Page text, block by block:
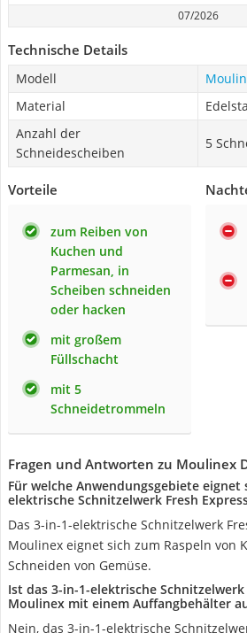
07/2026
Technische Details
Modell
Material
Anzahl der
Schneidescheiben
5
Vorteile
zum Reiben von
Kuchen und
Parmesan, in
Scheiben schneiden
oder hacken
mit großem
Füllschacht
mit 5
Schneidetrommeln
Fragen und Antworten zu Moulinex
Für welche Anwendungsgebiete eignet
elektrische Schnitzelwerk Fresh
Das 3-in-1-elektrische Schnitzelwerk
Moulinex eignet sich zum Raspeln von
Schneiden von Gemüse.
Ist das 3-in-1-elektrische Schnitzelwerk
Moulinex mit einem Auffangbehälter
Nein, das 3-in-1-elektrische